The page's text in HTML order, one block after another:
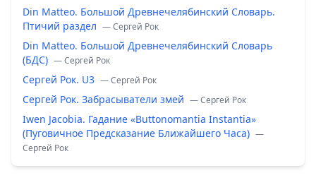
Din Matteo. Большой Древнечелябинский Словарь.
Птичий раздел — Сергей Рок
Din Matteo. Большой Древнечелябинский Словарь
(БДС) — Сергей Рок
Сергей Рок. U3 — Сергей Рок
Сергей Рок. Забрасыватели змей — Сергей Рок
Iwen Jacobia. Гадание «Buttonomantia Instantia»
(Пуговичное Предсказание Ближайшего Часа) —
Сергей Рок